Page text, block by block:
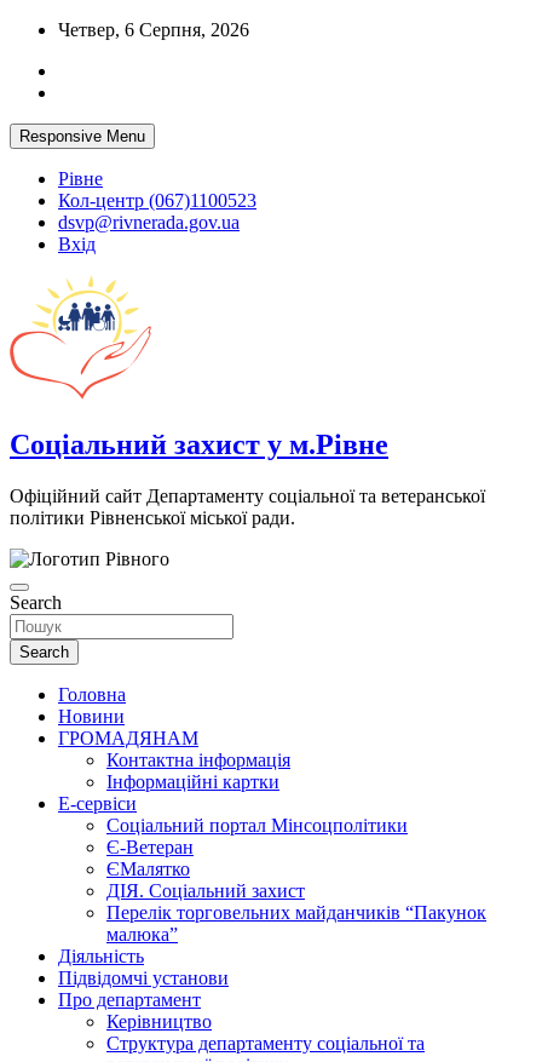
Skip
content
Четвер, 6 Серпня, 2026
Responsive Menu
Рівне
Кол-центр (067)1100523
dsvp@rivnerada.gov.ua
Вхід
Соціальний захист у м.Рівне
Офіційний сайт Департаменту соціальної та ветеранської
політики Рівненської міської ради.
Search
Search
Головна
Новини
ГРОМАДЯНАМ
Контактна інформація
Інформаційні картки
Е-сервіси
Соціальний портал Мінсоцполітики
Є-Ветеран
ЄМалятко
ДІЯ. Соціальний захист
Перелік торговельних майданчиків “Пакунок
малюка”
Діяльність
Підвідомчі установи
Про департамент
Керівництво
Структура департаменту соціальної та